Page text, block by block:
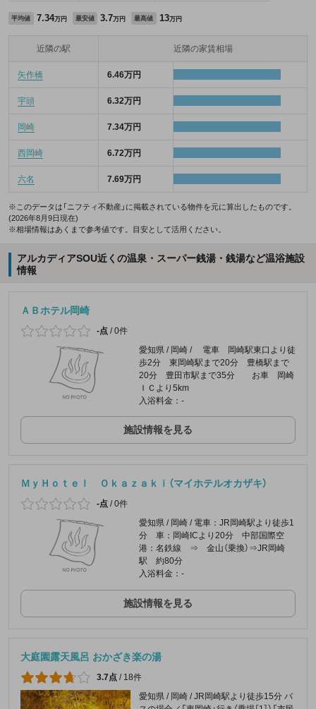
平均値 7.34万円 最安値 3.7万円 最高値 13万円
近隣の駅 近隣の家賃相場
矢作橋 6.46万円
宇頭 6.32万円
岡崎 7.34万円
西岡崎 6.72万円
六名 7.69万円
※このデータは「ニフティ不動産」に掲載されている物件を元に算出したものです。
(2026年8月9日現在)
※相場情報はあくまで参考値です。目安として活用ください。
アルカディアSOU近くの温泉・スーパー銭湯・銭湯など温浴施設
情報
ＡＢホテル岡崎
-点 /0件
愛知県 / 岡崎 / 電車 岡崎駅東口より徒
歩2分 東岡崎駅まで20分 豊橋駅まで
20分 豊田市駅まで35分 お車 岡崎
ＩＣより5km
入浴料金：-
施設情報を見る
ＭｙＨｏｔｅｌ Ｏｋａｚａｋｉ（マイホテルオカザキ）
-点 /0件
愛知県 / 岡崎 / 電車：JR岡崎駅より徒歩1
分 車：岡崎ICより20分 中部国際空
港：名鉄線 ⇒ 金山（乗換）⇒JR岡崎
駅 約80分
入浴料金：-
施設情報を見る
大庭園露天風呂 おかざき楽の湯
3.7点 / 18件
愛知県 / 岡崎 / JR岡崎駅より徒歩15分 バ